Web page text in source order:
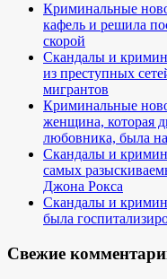
Криминальные
кафель и решила
скорой
Скандалы и
из преступных
мигрантов
Криминальные
женщина, которая
любовника, была
Скандалы и
самых
Джона Рокса
Скандалы и
была
Свежие